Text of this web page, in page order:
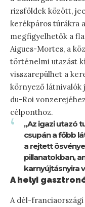
rizsföldek között,
kerékpáros túrákra
megfigyelhetők a
Aigues-Mortes, a
történelmi utazást
visszarepülhet a
környező látnivalók
du-Roi
célponthoz.
„Az igazi utazó
csupán a főbb
a rejtett
pillanatokban,
karnyújtásnyira
A helyi
A dél-